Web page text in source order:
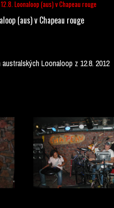
12.8. Loonaloop (aus) v Chapeau rouge
(aus) v Chapeau rouge
Loonaloop z 12.8. 2012